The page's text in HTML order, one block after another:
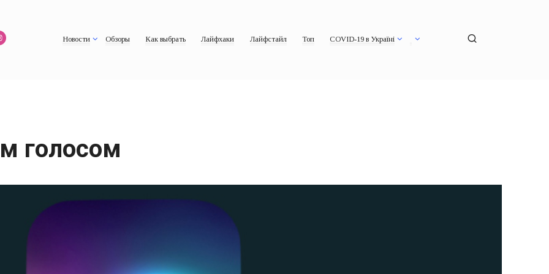
Новости Обзоры Как выбрать Лайфхаки Лайфстайл Топ COVID-19 в Україні
голосом